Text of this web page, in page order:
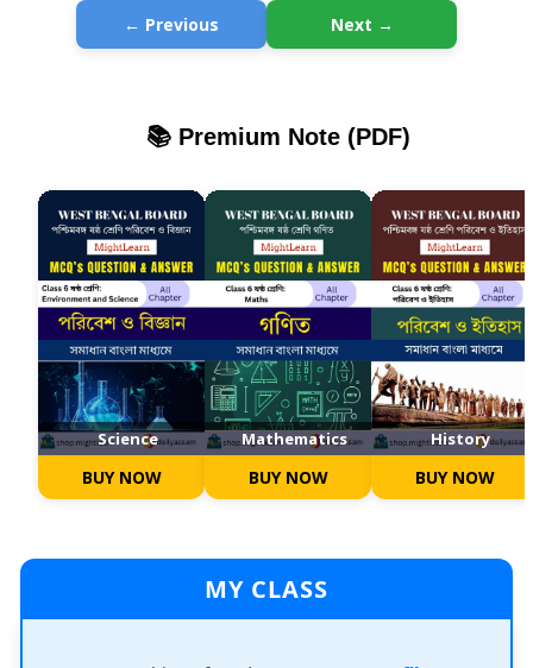
← Previous Next →
📚 Premium Note (PDF)
Science
BUY NOW
Mathematics
BUY NOW
History
BUY NOW
MY CLASS